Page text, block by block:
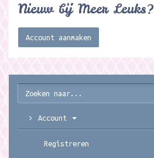
Nieuw bij Meer Leuks?
Account aanmaken
Account
Registreren